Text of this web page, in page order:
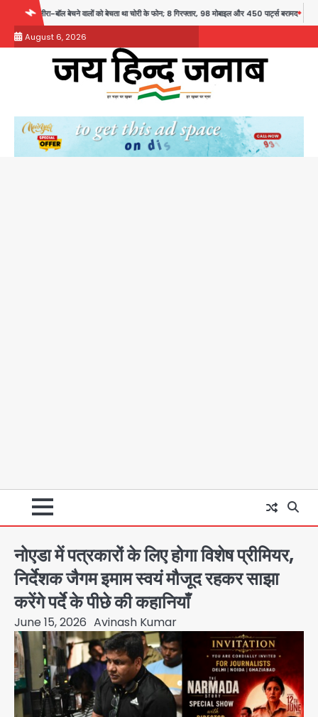
content
था चोरी के फोन; 8 गिरफ्तार, 98 मोबाइल और 450 पार्ट्स बरामद Dankaur accident: गंग नहर
August 6, 2026
नोएडा में पत्रकारों के लिए होगा विशेष प्रीमियर,
निर्देशक जैगम इमाम स्वयं मौजूद रहकर साझा
करेंगे पर्दे के पीछे की कहानियाँ
June 15, 2026 Avinash Kumar